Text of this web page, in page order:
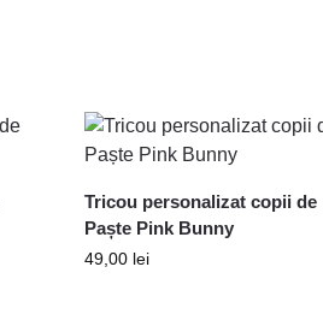
Tricou personalizat copii de
Paște Pink Bunny
49,00 lei